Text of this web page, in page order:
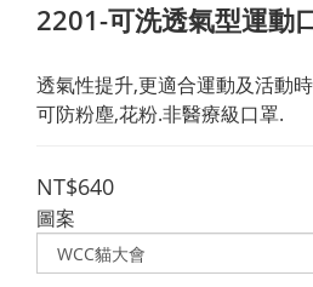
2201-可洗透氣型運動
透氣性提升,更適合運動及活動
可防粉塵,花粉.非醫療級口罩.
NT$640
圖案